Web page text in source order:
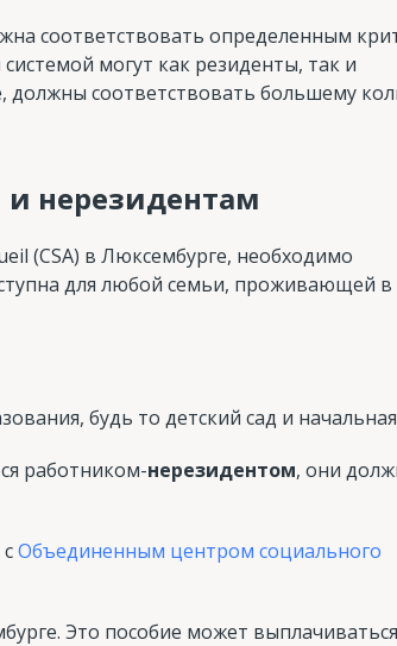
соответствовать определенным
могут как резиденты, так и
соответствовать большему
и нерезидентам
(CSA) в Люксембурге, необходимо
для любой семьи, проживающей в
будь то детский сад и
работником-нерезидентом, они
Объединенным центром социального
Это пособие может